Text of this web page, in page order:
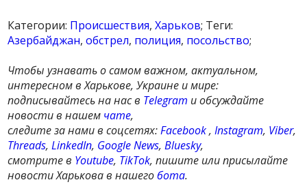
Категории: Происшествия,Харьков; Теги:
Азербайджан,обстрел, полиция, посольство;
Чтобы узнавать о самом важном, актуальном,
интересном в Харькове, Украине и мире:
подписывайтесь на нас в Telegram и обсуждайте
новости в нашем чате,
следите за нами в соцсетях:Facebook,Instagram, Viber,
Threads,LinkedIn, Google News,Bluesky,
смотрите в Youtube, TikTok, пишите или присылайте
новости Харькова в нашегобота.